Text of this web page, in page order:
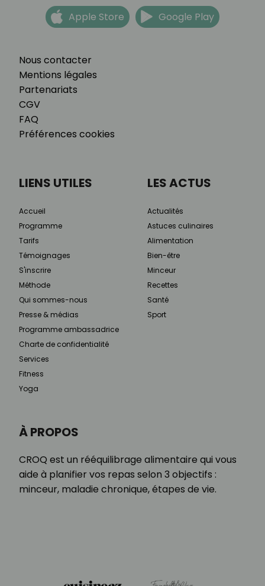
Nous contacter
Mentions légales
Partenariats
CGV
FAQ
Préférences cookies
Apple Store Google Play
À PROPOS
CROQ est un rééquilibrage alimentaire qui vous
aide à planifier vos repas selon 3 objectifs :
minceur, maladie chronique, étapes de vie.
LIENS UTILES
Accueil
Programme
Tarifs
Témoignages
S'inscrire
Méthode
Qui sommes-nous
Presse & médias
Programme ambassadrice
Charte de confidentialité
Services
Fitness
Yoga
LES ACTUS
Actualités
Astuces culinaires
Alimentation
Bien-être
Minceur
Recettes
Santé
Sport